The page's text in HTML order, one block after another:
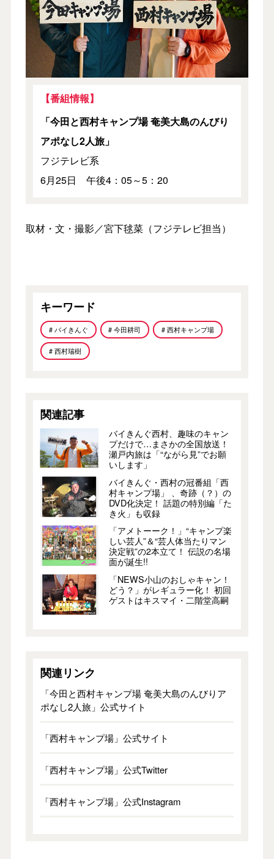
【番組情報】
「今田と西村キャンプ場 奄美大島のんびり
アポなし2人旅」
フジテレビ系
6月25日 午後4：05～5：20
取材・文・撮影／宮下毬菜（フジテレビ担当）
キーワード
# バイきんぐ # 今田耕司 # 西村キャンプ場
# 西村瑞樹
関連記事
バイきんぐ西村、趣味のキャン
プだけで…まさかの全国放送！
瀬戸内旅は「“ながら見”でお願
いします」
バイきんぐ・西村の冠番組「西
村キャンプ場」 、奇跡（？）の
DVD化決定！ 話題の特別編「た
き火」も収録
「アメトーーク！」“キャンプ楽
しい芸人”＆“芸人体当たりマン
決定戦”の2本立て！ 伝説の名場
面が誕生!!
「NEWS小山のおしゃキャン！
どう？」がレギュラー化！ 初回
ゲストはキスマイ・二階堂高嗣
関連リンク
「今田と西村キャンプ場 奄美大島のんびりア
ポなし2人旅」公式サイト
「西村キャンプ場」公式サイト
「西村キャンプ場」公式Twitter
「西村キャンプ場」公式Instagram